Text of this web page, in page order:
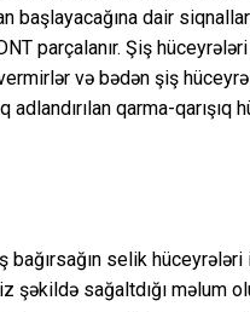
başlayacağına dair
parçalanır. Şiş
və bədən şiş
qarma-qarışıq
selik hüceyrələri
şəkildə sağaltdığı məlum